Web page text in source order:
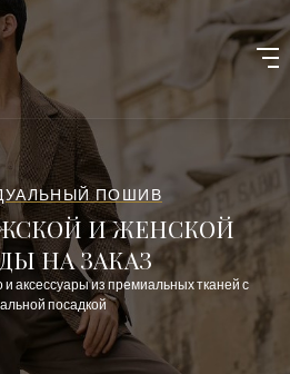
ПОШИВ
И ЖЕНСКОЙ
НА ЗАКАЗ
аксессуары из премиальных тканей с
посадкой